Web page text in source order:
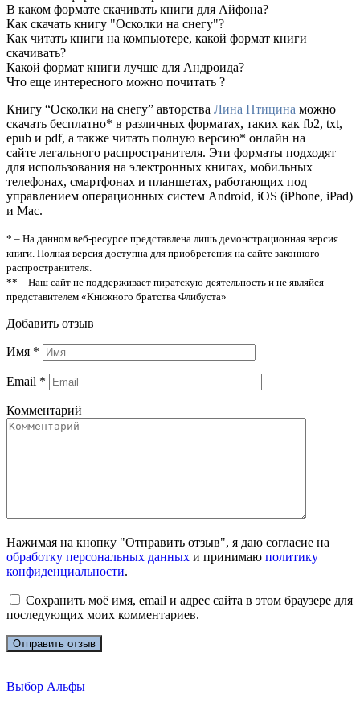
В каком формате скачивать книги для Айфона?
Как скачать книгу "Осколки на снегу"?
Как читать книги на компьютере, какой формат книги
скачивать?
Какой формат книги лучше для Андроида?
Что еще интересного можно почитать ?
Книгу “Осколки на снегу” авторства Лина Птицина можно
скачать бесплатно* в различных форматах, таких как fb2, txt,
epub и pdf, а также читать полную версию* онлайн на
сайте легального распространителя. Эти форматы подходят
для использования на электронных книгах, мобильных
телефонах, смартфонах и планшетах, работающих под
управлением операционных систем Android, iOS (iPhone, iPad)
и Mac.
* – На данном веб-ресурсе представлена лишь демонстрационная версия
книги. Полная версия доступна для приобретения на сайте законного
распространителя.
** – Наш сайт не поддерживает пиратскую деятельность и не являйся
представителем «Книжного братства Флибуста»
Добавить отзыв
Имя *
Email *
Комментарий
Нажимая на кнопку "Отправить отзыв", я даю согласие на
обработку персональных данных и принимаю политику
конфиденциальности.
Сохранить моё имя, email и адрес сайта в этом браузере для
последующих моих комментариев.
Выбор Альфы